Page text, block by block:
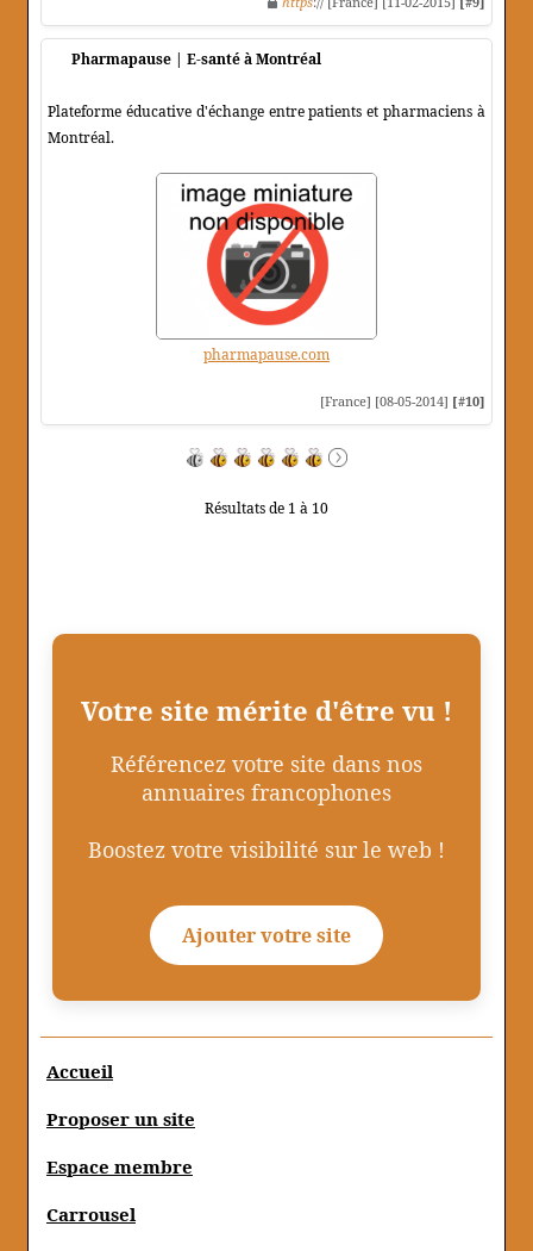
Pharmapause | E-santé à Montréal
Plateforme éducative d'échange entre patients et pharmaciens à
Montréal.
pharmapause.com
[France] [08-05-2014] [#10]
Résultats de 1 à 10
Votre site mérite d'être vu !
Référencez votre site dans nos
annuaires francophones
Boostez votre visibilité sur le web !
Ajouter votre site
Accueil
Proposer un site
Espace membre
Carrousel